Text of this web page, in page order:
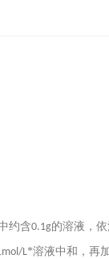
约含0.1g的溶液，
L*溶液中和，再